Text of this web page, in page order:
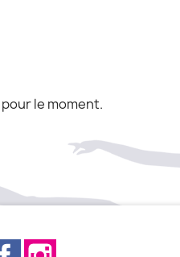
le moment.
Facebook